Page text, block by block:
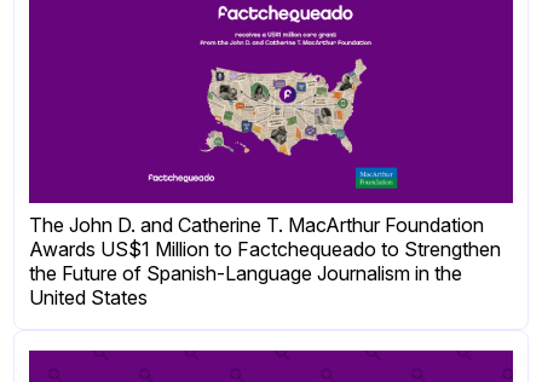
The John D. and Catherine T. MacArthur Foundation
Awards US$1 Million to Factchequeado to Strengthen
the Future of Spanish-Language Journalism in the
United States